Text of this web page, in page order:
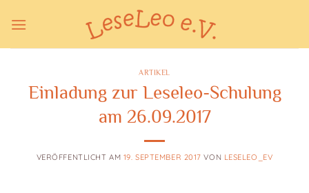
Inhalt
ARTIKEL
Einladung zur Leseleo-Schulung
am 26.09.2017
VERÖFFENTLICHT AM 19. SEPTEMBER 2017 VON LESELEO_EV